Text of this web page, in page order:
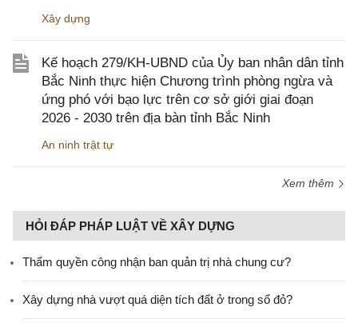
Xây dựng
Kế hoạch 279/KH-UBND của Ủy ban nhân dân tỉnh
Bắc Ninh thực hiện Chương trình phòng ngừa và
ứng phó với bạo lực trên cơ sở giới giai đoạn
2026 - 2030 trên địa bàn tỉnh Bắc Ninh
An ninh trật tự
Xem thêm
HỎI ĐÁP PHÁP LUẬT VỀ XÂY DỰNG
Thẩm quyền công nhận ban quản trị nhà chung cư?
Xây dựng nhà vượt quá diện tích đất ở trong sổ đỏ?